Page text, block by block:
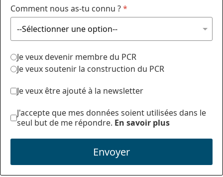
Comment nous as-tu connu ?*
Je veux devenir membre du PCR
Je veux soutenir la construction du PCR
Je veux être ajouté à la newsletter
J'accepte que mes données soient utilisées dans le
seul but de me répondre. En savoir plus
Envoyer